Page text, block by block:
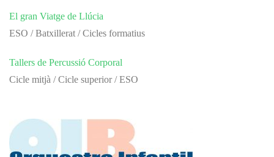
El gran Viatge de Llúcia
ESO / Batxillerat / Cicles formatius
Tallers de Percussió Corporal
Cicle mitjà / Cicle superior / ESO